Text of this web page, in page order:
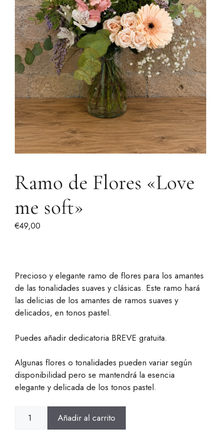
Ramo de Flores «Love
me soft»
€49,00
Precioso y elegante ramo de flores para los amantes
de las tonalidades suaves y clásicas. Este ramo hará
las delicias de los amantes de ramos suaves y
delicados, en tonos pastel.
Puedes añadir dedicatoria BREVE gratuita.
Algunas flores o tonalidades pueden variar según
disponibilidad pero se mantendrá la esencia
elegante y delicada de los tonos pastel.
Ramo
Añadir al carrito